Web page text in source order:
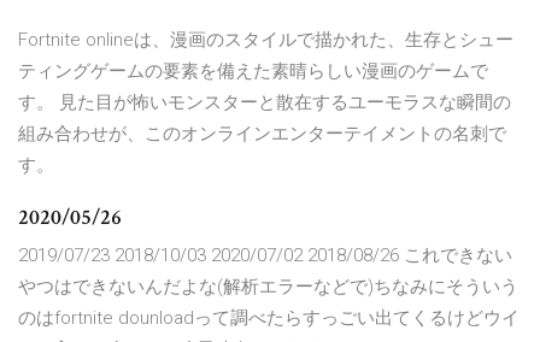
Fortnite onlineは、漫画のスタイルで描かれた、生存とシュー
ティングゲームの要素を備えた素晴らしい漫画のゲームで
す。 見た目が怖いモンスターと散在するユーモラスな瞬間の
組み合わせが、このオンラインエンターテイメントの名刺で
す。
2020/05/26
2019/07/23 2018/10/03 2020/07/02 2018/08/26 これできない
やつはできないんだよな(解析エラーなどで)ちなみにそういう
のはfortnite dounloadって調べたらすっごい出てくるけどウイ